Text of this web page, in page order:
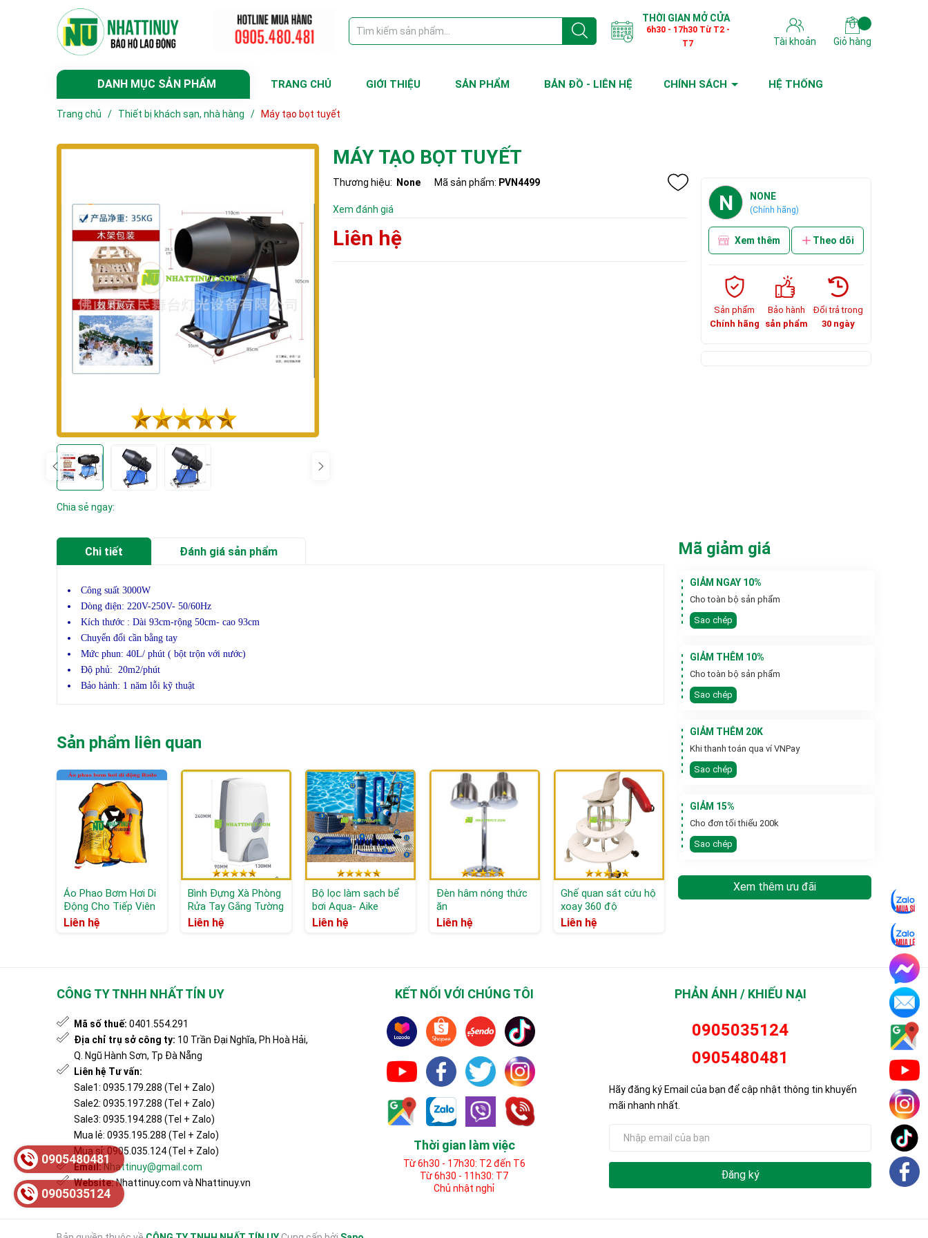
THỜI GIAN MỞ CỬA
6h30 - 17h30 Từ T2 -
T7
Tài khoản Giỏ hàng
DANH MỤC SẢN PHẨM TRANG CHỦ GIỚI THIỆU SẢN PHẨM BẢN ĐỒ - LIÊN HỆ CHÍNH SÁCH HỆ THỐNG
Trang chủ / Thiết bị khách sạn, nhà hàng / Máy tạo bọt tuyết
Chia sẻ ngay:
MÁY TẠO BỌT TUYẾT
Thương hiệu: None Mã sản phẩm: PVN4499
Xem đánh giá
Liên hệ
N NONE
(Chính hãng)
Xem thêm Theo dõi
Sản phẩm
Chính hãng
Bảo hành
sản phẩm
Đổi trả trong
30 ngày
Chi tiết Đánh giá sản phẩm
Công suất 3000W
Dòng điện: 220V-250V- 50/60Hz
Kích thước : Dài 93cm-rộng 50cm- cao 93cm
Chuyển đổi cần bằng tay
Mức phun: 40L/ phút ( bột trộn với nước)
Độ phủ: 20m2/phút
Bảo hành: 1 năm lỗi kỹ thuật
Sản phẩm liên quan
Áo Phao Bơm Hơi Di
Động Cho Tiếp Viên
Hàng Không, hồ bơi
khách sạn
Liên hệ
Bình Đựng Xà Phòng
Rửa Tay Gắng Tường
M6201
Liên hệ
Bộ lọc làm sạch bể
bơi Aqua- Aike
Liên hệ
Đèn hâm nóng thức
ăn
Liên hệ
Ghế quan sát cứu hộ
xoay 360 độ
Liên hệ
Máy rửa xe áp lực
Máy làm sạch nước
Mã giảm giá
GIẢM NGAY 10%
Cho toàn bộ sản phẩm
Sao chép
GIẢM THÊM 10%
Cho toàn bộ sản phẩm
Sao chép
GIẢM THÊM 20K
Khi thanh toán qua ví VNPay
Sao chép
GIẢM 15%
Cho đơn tối thiểu 200k
Sao chép
Xem thêm ưu đãi
CÔNG TY TNHH NHẤT TÍN UY
Mã số thuế: 0401.554.291
Địa chỉ trụ sở công ty: 10 Trần Đại Nghĩa, Ph Hoà Hải,
Q. Ngũ Hành Sơn, Tp Đà Nẵng
Liên hệ Tư vấn:
Sale1: 0935.179.288 (Tel + Zalo)
Sale2: 0935.197.288 (Tel + Zalo)
Sale3: 0935.194.288 (Tel + Zalo)
Mua lẻ: 0935.195.288 (Tel + Zalo)
Mua sỉ: 0905.035.124 (Tel + Zalo)
Email: Nhattinuy@gmail.com
Website:Nhattinuy.com và Nhattinuy.vn
KẾT NỐI VỚI CHÚNG TÔI
Thời gian làm việc
Từ 6h30 - 17h30: T2 đến T6
Từ 6h30 - 11h30: T7
Chủ nhật nghỉ
PHẢN ÁNH / KHIẾU NẠI
0905035124
0905480481
Hãy đăng ký Email của bạn để cập nhật thông tin khuyến
mãi nhanh nhất.
Đăng ký
0905480481
0905035124